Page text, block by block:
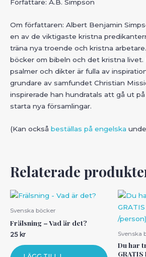
Författare: A.B. Simpson
Om författaren: Albert Benjamin
en av de viktigaste kristna
träna nya troende och kristna
böcker om bibeln och det kristna livet.
psalmer och dikter är fulla av
grundare av samfundet Christian
inspirerade han hundratals att gå ut
starta nya församlingar.
(Kan också beställas på engelska
Relaterade
Svenska böcker
Frälsning – Vad är det?
25 kr Svenska
Du har
GRATIS